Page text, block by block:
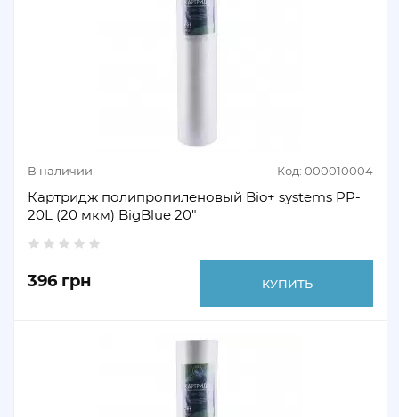
В наличии Код: 000010004
Картридж полипропиленовый Bio+ systems PP-
20L (20 мкм) BigBlue 20"
396 грн КУПИТЬ